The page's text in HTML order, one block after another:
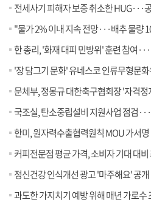
전세사기 피해자 보증 취소한 HUG···
"물가 2% 이내 지속 전망···배추 물량
한 총리, '화재 대피 민방위' 훈련 참여
'장 담그기 문화' 유네스코 인류무형문
문체부, 정몽규 대한축구협회장 '자격정
국조실, 탄소중립설비 지원사업 점검
한미, 원자력수출협력원칙 MOU 가서명
커피전문점 평균 가격, 소비자 기대 대
정신건강 인식개선 광고 '마주해요' 공개
과도한 가지치기 예방 위해 매년 가로수 조성·